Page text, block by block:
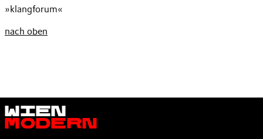
»klangforum«
nach oben
Wien
Modern